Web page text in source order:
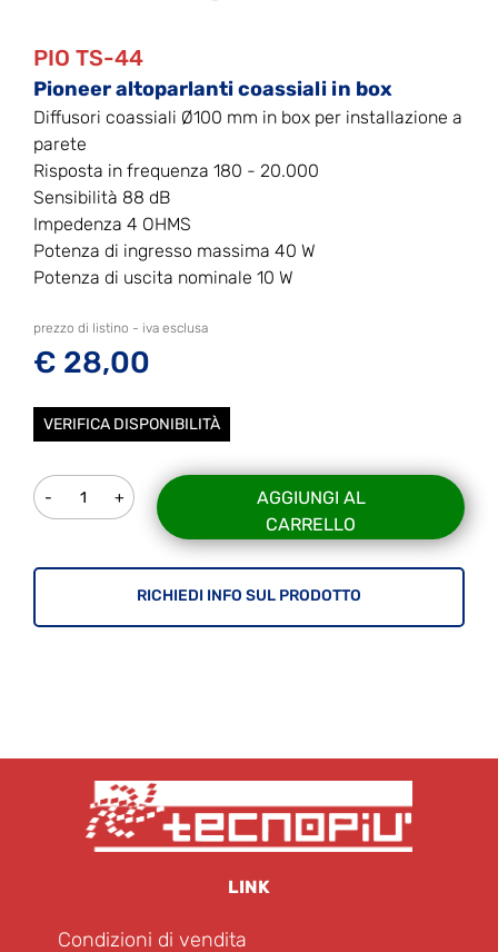
PIO TS-44
Pioneer altoparlanti coassiali in box
Diffusori coassiali Ø100 mm in box per installazione a
parete
Risposta in frequenza 180 - 20.000
Sensibilità 88 dB
Impedenza 4 OHMS
Potenza di ingresso massima 40 W
Potenza di uscita nominale 10 W
prezzo di listino - iva esclusa
€ 28,00
VERIFICA DISPONIBILITÀ
Quantità
AGGIUNGI AL
CARRELLO
RICHIEDI INFO SUL PRODOTTO
LINK
Condizioni di vendita